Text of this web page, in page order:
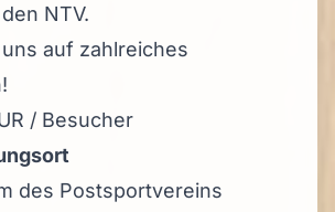
NTV.
auf zahlreiches
/ Besucher
des Postsportvereins